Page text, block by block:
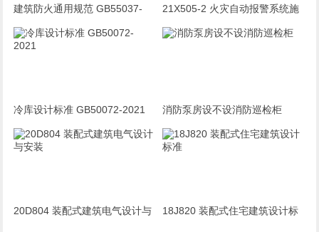
建筑防火通用规范 GB55037-
2022
21X505-2 火灾自动报警系统施
工及验收标准
冷库设计标准 GB50072-2021 消防泵房设不设消防巡检柜
20D804 装配式建筑电气设计与
18J820 装配式住宅建筑设计标